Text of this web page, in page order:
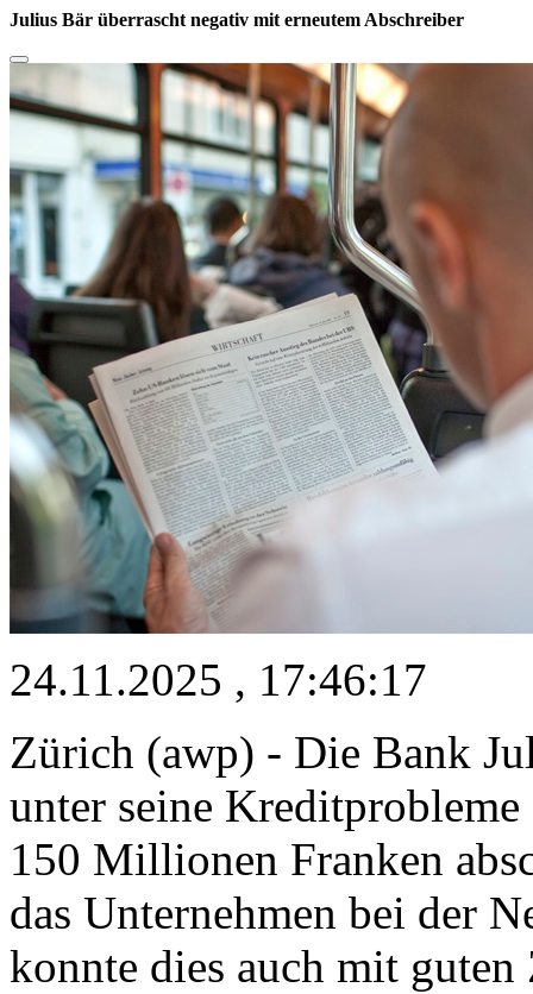
Julius Bär überrascht negativ mit erneutem Abschreiber
24.11.2025 , 17:46:17
Zürich (awp) - Die Bank
unter seine Kreditprobleme
150 Millionen Franken
das Unternehmen bei der
konnte dies auch mit guten